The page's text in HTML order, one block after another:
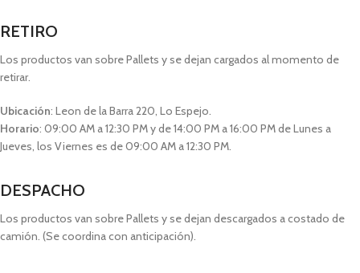
RETIRO
Los productos van sobre Pallets y se dejan cargados al momento de
retirar.
Ubicación: Leon de la Barra 220, Lo Espejo.
Horario: 09:00 AM a 12:30 PM y de 14:00 PM a 16:00 PM de Lunes a
Jueves, los Viernes es de 09:00 AM a 12:30 PM.
DESPACHO
Los productos van sobre Pallets y se dejan descargados a costado de
camión. (Se coordina con anticipación).